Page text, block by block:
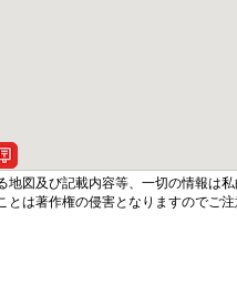
地図及び記載内容等、一切の情報は
は著作権の侵害となりますのでご注